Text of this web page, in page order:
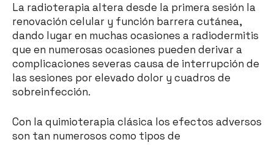
La radioterapia altera desde la primera sesión la
renovación celular y función barrera cutánea,
dando lugar en muchas ocasiones a radiodermitis
que en numerosas ocasiones pueden derivar a
complicaciones severas causa de interrupción de
las sesiones por elevado dolor y cuadros de
sobreinfección.
Con la quimioterapia clásica los efectos adversos
son tan numerosos como tipos de